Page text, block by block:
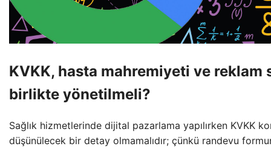
KVKK, hasta mahremiyeti ve reklam
birlikte yönetilmeli?
Sağlık hizmetlerinde dijital pazarlama yapılırken KVKK
düşünülecek bir detay olmamalıdır; çünkü randevu